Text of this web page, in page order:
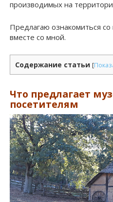
производимых на
Предлагаю ознакомиться
вместе со мной.
Содержание статьи [
Что предлагает
посетителям